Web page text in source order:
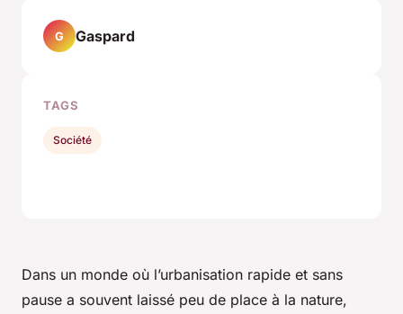
Dans un monde où l’urbanisation rapide et sans
pause a souvent laissé peu de place à la nature,
G Gaspard
TAGS
Société